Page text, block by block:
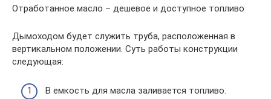
Отработанное масло – дешевое и доступное топливо
Дымоходом будет служить труба, расположенная в
вертикальном положении. Суть работы конструкции
следующая:
В емкость для масла заливается топливо.